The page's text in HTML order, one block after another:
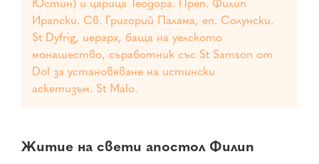
Юстин) и царица Теодора. Преп. Филип
Ирапски. Св. Григорий Палама, еп. Солунски.
St Dyfrig, иерарх, баща на уелското
монашество, съработник със St Samson от
Dol за установяване на истински
аскетизъм. St Malo.
Житие на свети апостол Филип